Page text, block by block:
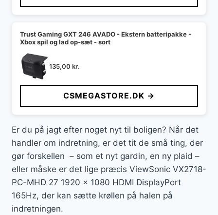
Trust Gaming GXT 246 AVADO - Ekstern batteripakke -
Xbox spil og lad op-sæt - sort
135,00 kr.
CSMEGASTORE.DK →
Er du på jagt efter noget nyt til boligen? Når det
handler om indretning, er det tit de små ting, der
gør forskellen – som et nyt gardin, en ny plaid –
eller måske er det lige præcis ViewSonic VX2718-
PC-MHD 27 1920 x 1080 HDMI DisplayPort
165Hz, der kan sætte krøllen på halen på
indretningen.